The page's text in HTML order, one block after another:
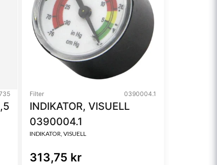
Filter 0390004.1
INDIKATOR, VISUELL
0390004.1
INDIKATOR, VISUELL
313,75 kr